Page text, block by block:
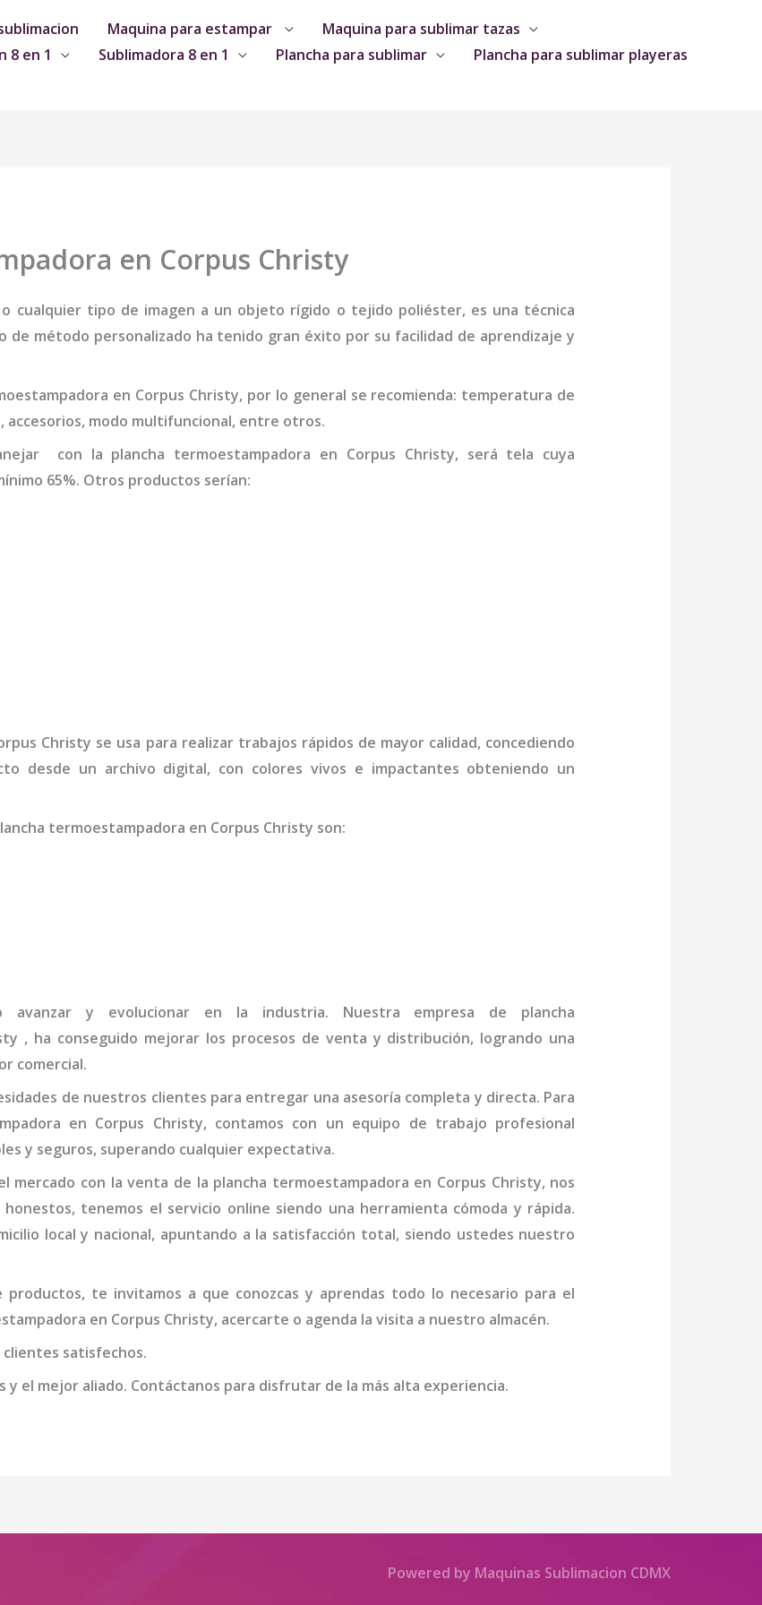
Maquina para estampar
Maquina para sublimar tazas
8 en 1
Sublimadora 8 en 1 Plancha para sublimar
Plancha para sublimar playeras
en Corpus Christy
cualquier tipo de imagen a un objeto rígido o tejido poliéster, es una técnica
de método personalizado ha tenido gran éxito por su facilidad de aprendizaje y
estampadora en Corpus Christy, por lo general se recomienda: temperatura de
accesorios, modo multifuncional, entre otros.
con la plancha termoestampadora en Corpus Christy, será tela cuya
65%. Otros productos serían:
Christy se usa para realizar trabajos rápidos de mayor calidad, concediendo
desde un archivo digital, con colores vivos e impactantes obteniendo un
termoestampadora en Corpus Christy son:
avanzar y evolucionar en la industria. Nuestra empresa de plancha
, ha conseguido mejorar los procesos de venta y distribución, logrando una
comercial.
de nuestros clientes para entregar una asesoría completa y directa. Para
en Corpus Christy, contamos con un equipo de trabajo profesional
y seguros, superando cualquier expectativa.
mercado con la venta de la plancha termoestampadora en Corpus Christy, nos
tenemos el servicio online siendo una herramienta cómoda y rápida.
local y nacional, apuntando a la satisfacción total, siendo ustedes nuestro
te invitamos a que conozcas y aprendas todo lo necesario para el
en Corpus Christy, acercarte o agenda la visita a nuestro almacén.
clientes satisfechos.
el mejor aliado. Contáctanos para disfrutar de la más alta experiencia.
Powered by Maquinas Sublimacion CDMX